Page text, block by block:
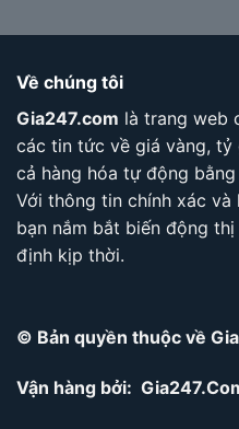
Về chúng tôi
Gia247.com là trang web
các tin tức về giá vàng, tỷ
cả hàng hóa tự động
Với thông tin chính xác và
bạn nắm bắt biến động
định kịp thời.
© Bản quyền thuộc về
Vận hàng bởi: